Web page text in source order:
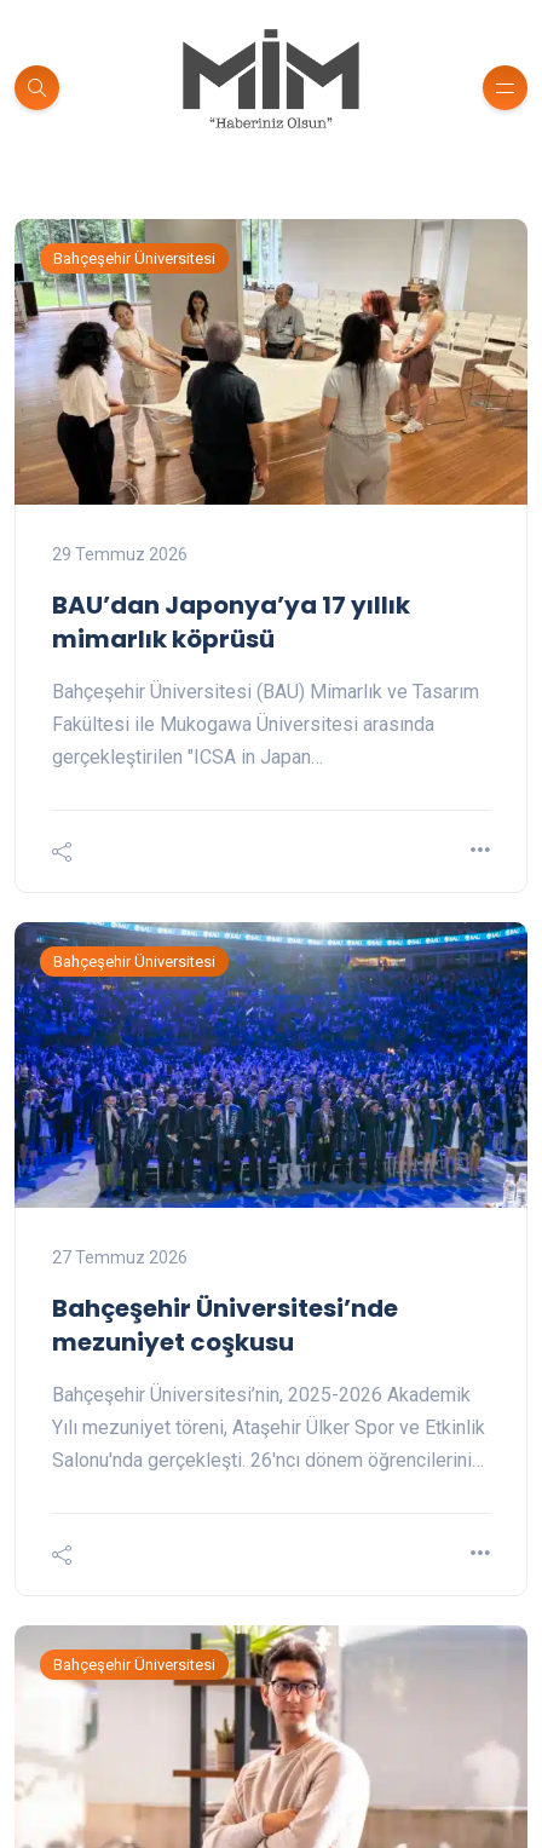
Bahçeşehir Üniversitesi
29 Temmuz 2026
BAU’dan Japonya’ya 17 yıllık
mimarlık köprüsü
Bahçeşehir Üniversitesi (BAU) Mimarlık ve Tasarım
Fakültesi ile Mukogawa Üniversitesi arasında
gerçekleştirilen "ICSA in Japan…
Bahçeşehir Üniversitesi
27 Temmuz 2026
Bahçeşehir Üniversitesi’nde
mezuniyet coşkusu
Bahçeşehir Üniversitesi’nin, 2025-2026 Akademik
Yılı mezuniyet töreni, Ataşehir Ülker Spor ve Etkinlik
Salonu'nda gerçekleşti. 26'ncı dönem öğrencilerini…
Bahçeşehir Üniversitesi